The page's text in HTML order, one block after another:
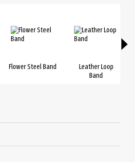
Flower Steel Band
Leather Loop
Band